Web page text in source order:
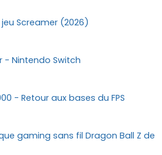
Screamer (2026)
- Nintendo Switch
- Retour aux bases du FPS
gaming sans fil Dragon Ball Z de